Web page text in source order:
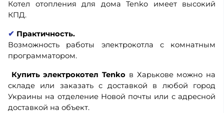
Котел отопления для дома Tenko имеет высокий
КПД.
✔ Практичность.
Возможность работы электрокотла с комнатным
программатором.
Купить электрокотел Tenko в Харькове можно на
складе или заказать с доставкой в любой город
Украины на отделение Новой почты или с адресной
доставкой на объект.